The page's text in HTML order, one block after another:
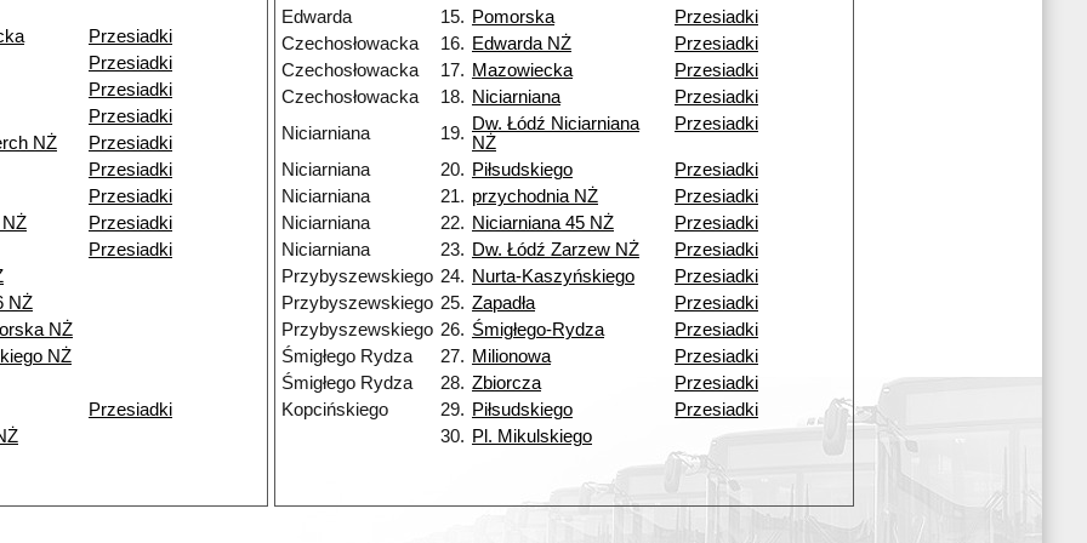
Przesiadki
Przesiadki
Przesiadki
Przesiadki
NŻ
Przesiadki
Przesiadki
Przesiadki
Przesiadki
Przesiadki
NŻ
NŻ
NŻ
Przesiadki
Edwarda
15. Pomorska
Przesiadki
Czechosłowacka
16. Edwarda NŻ
Przesiadki
Czechosłowacka
17. Mazowiecka
Przesiadki
Czechosłowacka
18. Niciarniana
Przesiadki
Niciarniana
19. Dw. Łódź Niciarniana
NŻ
Przesiadki
Niciarniana 20. Piłsudskiego
Przesiadki
Niciarniana
21. przychodnia NŻ
Przesiadki
Niciarniana
22. Niciarniana 45 NŻ
Przesiadki
Niciarniana
23. Dw. Łódź Zarzew NŻ
Przesiadki
Przybyszewskiego 24. Nurta-Kaszyńskiego
Przesiadki
Przybyszewskiego 25. Zapadła
Przesiadki
Przybyszewskiego 26. Śmigłego-Rydza
Przesiadki
Śmigłego Rydza
27. Milionowa
Przesiadki
Śmigłego Rydza
28. Zbiorcza
Przesiadki
Kopcińskiego
29. Piłsudskiego
Przesiadki
30. Pl. Mikulskiego